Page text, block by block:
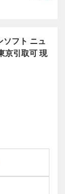
ソフト ニュ
京引取可 現